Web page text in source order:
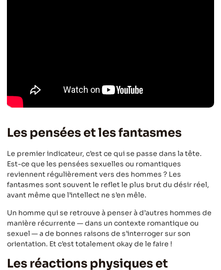
Les pensées et les fantasmes
Le premier indicateur, c’est ce qui se passe dans la tête.
Est-ce que les pensées sexuelles ou romantiques
reviennent régulièrement vers des hommes ? Les
fantasmes sont souvent le reflet le plus brut du désir réel,
avant même que l’intellect ne s’en mêle.
Un homme qui se retrouve à penser à d’autres hommes de
manière récurrente — dans un contexte romantique ou
sexuel — a de bonnes raisons de s’interroger sur son
orientation. Et c’est totalement okay de le faire !
Les réactions physiques et